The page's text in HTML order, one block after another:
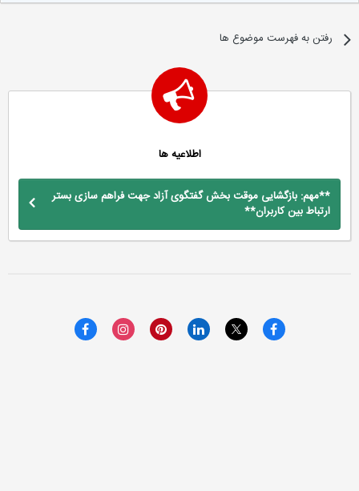
رفتن به فهرست موضوع ها
اطلاعیه ها
**مهم: بازگشایی موقت بخش گفتگوی آزاد جهت فراهم سازی بستر
ارتباط بین کاربران**